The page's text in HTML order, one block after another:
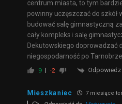
centrum miasta, to tym
powinny uczęszczać do szkół
budować salę gimnastyczną
cały kompleks i salę
Dekutowskiego doprowadzać
niegospodarność po
9 -2 Odpowiedz
Mieszkaniec 7 miesiące